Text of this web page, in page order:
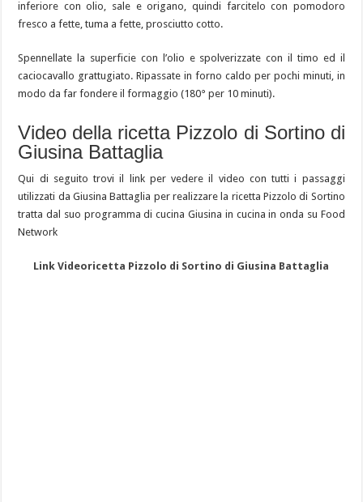
inferiore con olio, sale e origano, quindi farcitelo con pomodoro
fresco a fette, tuma a fette, prosciutto cotto.
Spennellate la superficie con l’olio e spolverizzate con il timo ed il
caciocavallo grattugiato. Ripassate in forno caldo per pochi minuti, in
modo da far fondere il formaggio (180° per 10 minuti).
Video della ricetta Pizzolo di Sortino di
Giusina Battaglia
Qui di seguito trovi il link per vedere il video con tutti i passaggi
utilizzati da Giusina Battaglia per realizzare la ricetta Pizzolo di Sortino
tratta dal suo programma di cucina Giusina in cucina in onda su Food
Network
Link Videoricetta Pizzolo di Sortino di Giusina Battaglia